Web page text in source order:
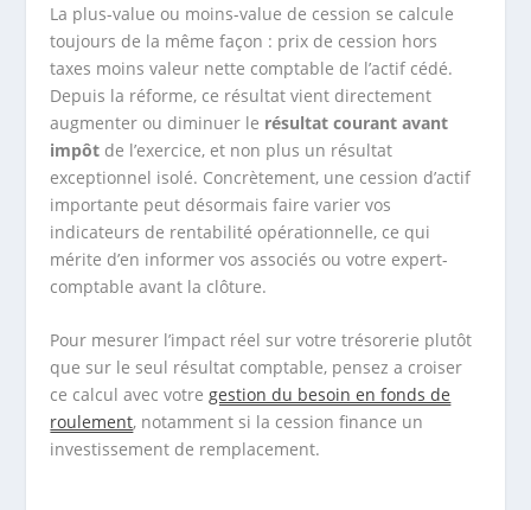
La plus-value ou moins-value de cession se calcule
toujours de la même façon : prix de cession hors
taxes moins valeur nette comptable de l’actif cédé.
Depuis la réforme, ce résultat vient directement
augmenter ou diminuer le résultat courant avant
impôt de l’exercice, et non plus un résultat
exceptionnel isolé. Concrètement, une cession d’actif
importante peut désormais faire varier vos
indicateurs de rentabilité opérationnelle, ce qui
mérite d’en informer vos associés ou votre expert-
comptable avant la clôture.
Pour mesurer l’impact réel sur votre trésorerie plutôt
que sur le seul résultat comptable, pensez a croiser
ce calcul avec votregestion du besoin en fonds de
roulement, notamment si la cession finance un
investissement de remplacement.